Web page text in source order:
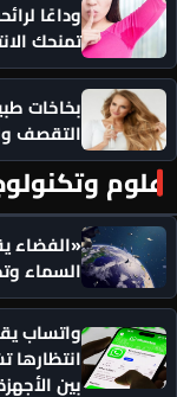
تمنحك
بخاخات
التقصف
علوم
«الفضاء
السماء
انتظارها
بين